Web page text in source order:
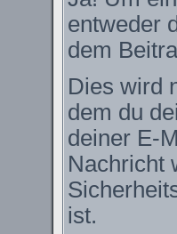
entweder
dem
Dies wird
dem du
deiner E-
Nachricht
ist.